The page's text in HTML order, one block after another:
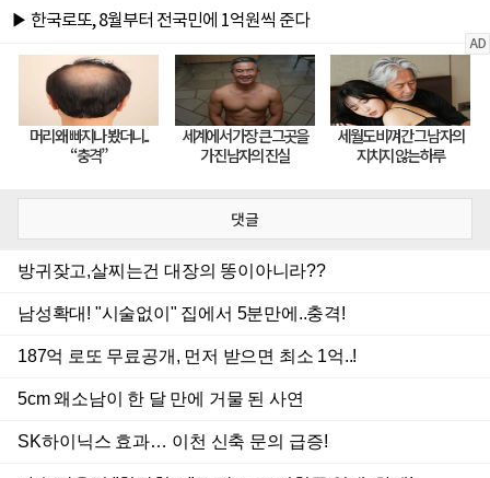
댓글